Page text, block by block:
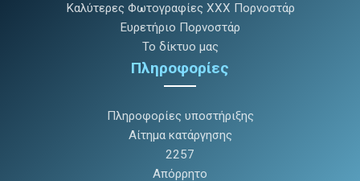
Καλύτερες Φωτογραφίες XXX Πορνοστάρ
Ευρετήριο Πορνοστάρ
Το δίκτυο μας
Πληροφορίες
Πληροφορίες υποστήριξης
Αίτημα κατάργησης
2257
Απόρρητο